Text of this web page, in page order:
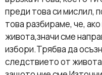
преди това си мислил,
това разбираме, че,
живота,значи сме
избори.Трябва да
следствието от